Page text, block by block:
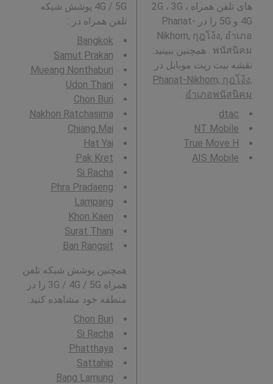
های تلفن همراه 2G ، 3G ،
4G و 5G را در Phanat-
Nikhom, กุฎโง้ง, อำเภอ
พนัสนิคม . همچنین ببینید:
نقشه بیت ریت موبایل در
Phanat-Nikhom, กุฎโง้ง,
อำเภอพนัสนิคม
dtac
NT Mobile
True Move H
AIS Mobile
4G / 5G پوشش شبکه
تلفن همراه در :
Bangkok
Samut Prakan
Mueang Nonthaburi
Udon Thani
Chon Buri
Nakhon Ratchasima
Chiang Mai
Hat Yai
Pak Kret
Si Racha
Phra Pradaeng
Lampang
Khon Kaen
Surat Thani
Ban Rangsit
همچنین پوشش شبکه تلفن
همراه 3G / 4G / 5G را در
منطقه خود مشاهده کنید:
Chon Buri
Si Racha
Phatthaya
Sattahip
Bang Lamung